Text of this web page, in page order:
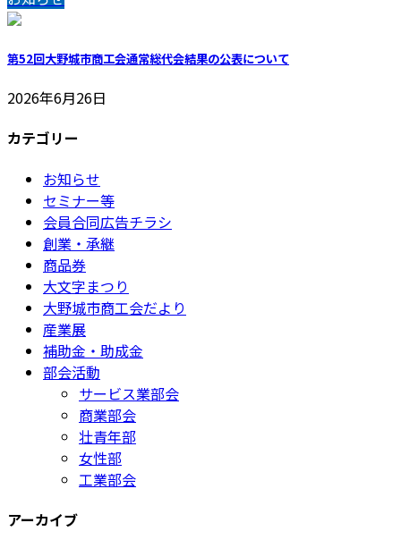
第52回大野城市商工会通常総代会結果の公表について
2026年6月26日
カテゴリー
お知らせ
セミナー等
会員合同広告チラシ
創業・承継
商品券
大文字まつり
大野城市商工会だより
産業展
補助金・助成金
部会活動
サービス業部会
商業部会
壮青年部
女性部
工業部会
アーカイブ